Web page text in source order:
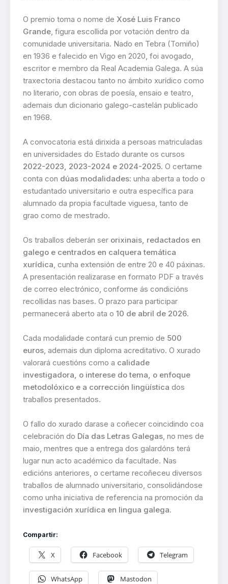
O premio toma o nome de Xosé Luis Franco
Grande , figura escollida por votación dentro da
comunidade universitaria. Nado en Tebra (Tomiño)
en 1936 e falecido en Vigo en 2020, foi avogado,
escritor e membro da Real Academia Galega. A súa
traxectoria destacou tanto no ámbito xurídico como
no literario, con obras de poesía, ensaio e teatro,
ademais dun dicionario galego-castelán publicado
en 1968.
A convocatoria está dirixida a persoas matriculadas
en universidades do Estado durante os cursos
2022-2023, 2023-2024 e 2024-2025. O certame
conta con dúas modalidades: unha aberta a todo o
estudantado universitario e outra específica para
alumnado da propia facultade viguesa, tanto de
grao como de mestrado.
Os traballos deberán ser orixinais, redactados en
galego e centrados en calquera temática
xurídica , cunha extensión de entre 20 e 40 páxinas.
A presentación realizarase en formato PDF a través
de correo electrónico, conforme ás condicións
recollidas nas bases. O prazo para participar
permanecerá aberto ata o 10 de abril de 2026.
Cada modalidade contará cun premio de 500
euros , ademais dun diploma acreditativo. O xurado
valorará cuestións como a calidade
investigadora, o interese do tema, o enfoque
metodolóxico e a corrección lingüística dos
traballos presentados.
O fallo do xurado darase a coñecer coincidindo coa
celebración do Día das Letras Galegas , no mes de
maio, mentres que a entrega dos galardóns terá
lugar nun acto académico da facultade. Nas
edicións anteriores, o certame recoñeceu diversos
traballos de alumnado universitario, consolidándose
como unha iniciativa de referencia na promoción da
investigación xurídica en lingua galega.
Compartir:
X Facebook Telegram
WhatsApp Mastodon